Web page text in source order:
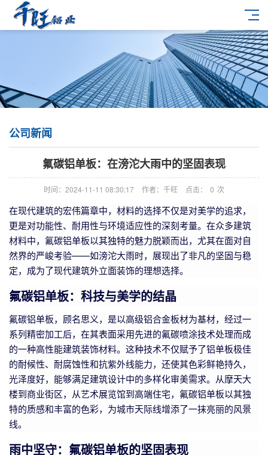
公司新闻
氟碳铝单板：在滂沱大雨中的坚固表现
时间：2024-11-11 08:30:17 作者：千旺 点击： 0 次
在现代建筑的宏伟篇章中，材料的选择不仅是对美学的追求，
更是对功能性、耐用性与环境适应性的深刻考量。在众多建筑
材料中，氟碳铝单板以其独特的魅力脱颖而出，尤其在面对自
然界的严峻考验——如滂沱大雨时，展现出了非凡的坚固与稳
定，成为了现代建筑外立面装饰的理想选择。
氟碳铝单板：科技与美学的结晶
氟碳铝单板，顾名思义，是以高级铝合金板材为基材，经过一
系列精密加工后，在其表面采用先进的氟碳喷涂技术处理而成
的一种高性能建筑装饰材料。这种技术不仅赋予了铝单板极佳
的耐候性、耐腐蚀性和抗紫外线能力，还使其色彩鲜艳持久，
光泽度好，能够满足建筑设计中的多样化审美需求。从摩天大
楼到商业街区，从艺术展览馆到高端住宅，氟碳铝单板以其独
特的质感和丰富的色彩，为城市天际线增添了一抹亮丽的风景
线。
雨中坚守：氟碳铝单板的坚固表现